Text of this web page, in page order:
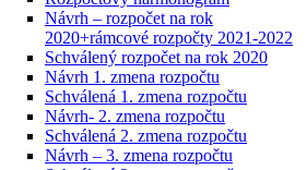
Návrh – rozpočet na rok
2020+rámcové rozpočty 2021-2022
Schválený rozpočet na rok 2020
Návrh 1. zmena rozpočtu
Schválená 1. zmena rozpočtu
Návrh- 2. zmena rozpočtu
Schválená 2. zmena rozpočtu
Návrh – 3. zmena rozpočtu